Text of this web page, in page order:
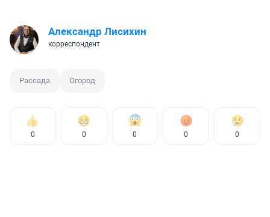
Александр Лисихин
корреспондент
Рассада Огород
0 0 0 0 0